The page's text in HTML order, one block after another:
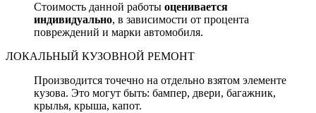
Стоимость данной работы оценивается
индивидуально, в зависимости от процента
повреждений и марки автомобиля.
ЛОКАЛЬНЫЙ КУЗОВНОЙ РЕМОНТ
Производится точечно на отдельно взятом элементе
кузова. Это могут быть: бампер, двери, багажник,
крылья, крыша, капот.